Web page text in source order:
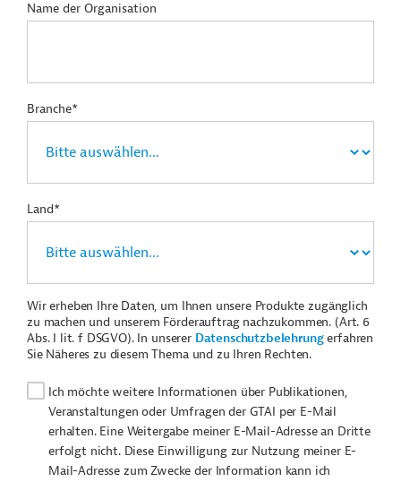
Name der Organisation
Branche*
Land*
Wir erheben Ihre Daten, um Ihnen unsere Produkte zugänglich
zu machen und unserem Förderauftrag nachzukommen. (Art. 6
Abs. I lit. f DSGVO). In unserer Datenschutzbelehrungerfahren
Sie Näheres zu diesem Thema und zu Ihren Rechten.
Ich möchte weitere Informationen über Publikationen,
Veranstaltungen oder Umfragen der GTAI per E-Mail
erhalten. Eine Weitergabe meiner E-Mail-Adresse an Dritte
erfolgt nicht. Diese Einwilligung zur Nutzung meiner E-
Mail-Adresse zum Zwecke der Information kann ich